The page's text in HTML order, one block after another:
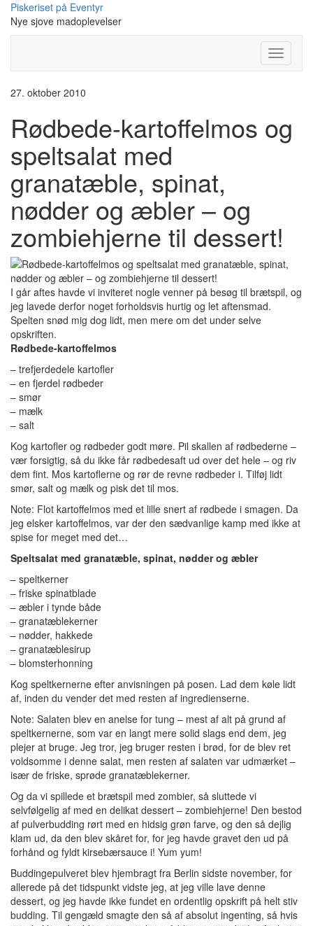
Skip
content
Piskeriset på Eventyr
Nye sjove madoplevelser
Toggle
27. oktober 2010
Rødbede-kartoffelmos og
speltsalat med
granatæble, spinat,
nødder og æbler – og
zombiehjerne til dessert!
I går aftes havde vi inviteret nogle venner på besøg til brætspil, og
jeg lavede derfor noget forholdsvis hurtig og let aftensmad.
Spelten snød mig dog lidt, men mere om det under selve
opskriften.
Rødbede-kartoffelmos
– trefjerdedele kartofler
– en fjerdel rødbeder
– smør
– mælk
– salt
Kog kartofler og rødbeder godt møre. Pil skallen af rødbederne –
vær forsigtig, så du ikke får rødbedesaft ud over det hele – og riv
dem fint. Mos kartoflerne og rør de revne rødbeder i. Tilføj lidt
smør, salt og mælk og pisk det til mos.
Note: Flot kartoffelmos med et lille snert af rødbede i smagen. Da
jeg elsker kartoffelmos, var der den sædvanlige kamp med ikke at
spise for meget med det…
Speltsalat med granatæble, spinat, nødder og æbler
– speltkerner
– friske spinatblade
– æbler i tynde både
– granatæblekerner
– nødder, hakkede
– granatæblesirup
– blomsterhonning
Kog speltkernerne efter anvisningen på posen. Lad dem køle lidt
af, inden du vender det med resten af ingredienserne.
Note: Salaten blev en anelse for tung – mest af alt på grund af
speltkernerne, som var en langt mere solid slags end dem, jeg
plejer at bruge. Jeg tror, jeg bruger resten i brød, for de blev ret
voldsomme i denne salat, men resten af salaten var udmærket –
især de friske, sprøde granatæblekerner.
Og da vi spillede et brætspil med zombier, så sluttede vi
selvfølgelig af med en delikat dessert – zombiehjerne! Den bestod
af pulverbudding rørt med en hidsig grøn farve, og den så dejlig
klam ud, da den blev skåret for, for jeg havde gravet den ud på
forhånd og fyldt kirsebærsauce i! Yum yum!
Buddingepulveret blev hjembragt fra Berlin sidste november, for
allerede på det tidspunkt vidste jeg, at jeg ville lave denne
dessert, og jeg havde ikke fundet en ordentlig opskrift på helt stiv
budding. Til gengæld smagte den så af absolut ingenting, så hvis